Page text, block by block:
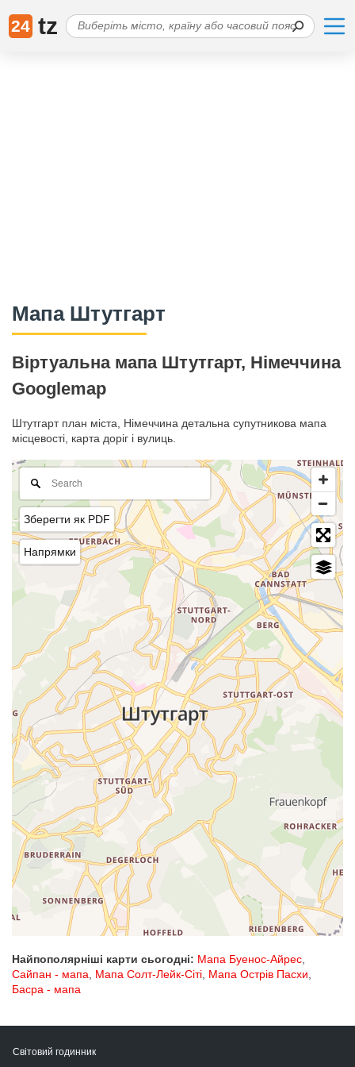
24 tz
Мапа Штутгарт
Віртуальна мапа Штутгарт, Німеччина
Googlemap
Штутгарт план міста, Німеччина детальна супутникова мапа
місцевості, карта доріг і вулиць.
Зберегти як PDF
Напрямки
Найпополярніші карти сьогодні: Мапа Буенос-Айрес,
Сайпан - мапа, Мапа Солт-Лейк-Сіті, Мапа Острів Пасхи,
Басра - мапа
Світовий годинник